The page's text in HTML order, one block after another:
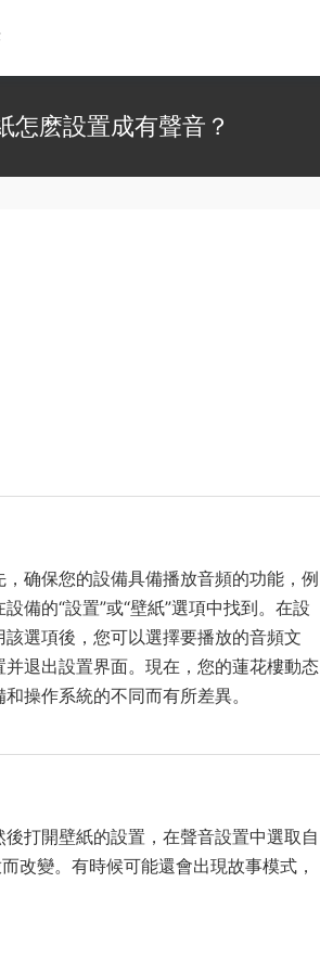
怎麽設置成有聲音？
确保您的設備具備播放音頻的功能，例
備的“設置”或“壁紙”選項中找到。在設
選項後，您可以選擇要播放的音頻文
退出設置界面。現在，您的蓮花樓動态
操作系統的不同而有所差異。
打開壁紙的設置，在聲音設置中選取自
改變。有時候可能還會出現故事模式，